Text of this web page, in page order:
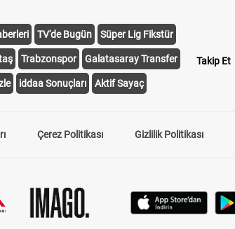
TV'de Bugün Süper Lig Fikstür
Trabzonspor Galatasaray Transfer
iddaa Sonuçları Aktif Sayaç
Takip Et
Çerez Politikası Gizlilik Politikası